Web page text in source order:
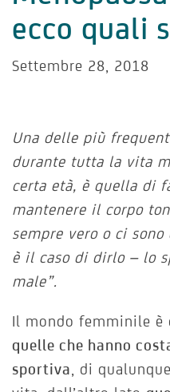
ecco quali
Settembre 28, 2018
Una delle più
durante tutta la vita
certa età, è quella di
mantenere il corpo
sempre vero o ci
è il caso di dirlo – lo
male”.
Il mondo femminile è
quelle che hanno
sportiva , di